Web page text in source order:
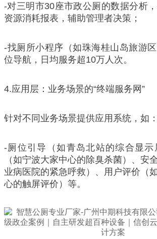
-对三明市30座市政公厕的数据分析，
资源消耗报表，辅助管理者决策；
-找厕所小程序（如珠海桂山岛旅游
位导航，日均服务超10万人次。
4.应用层：业务场景的“终端服务网”
针对不同业务场景提供应用系统，如：
-厕位引导（如青岛北站的综合显示
（如宁波大家中心的除臭杀菌）、安
业病医院的紧急呼救）、用户评价（
心的触屏评价）等。